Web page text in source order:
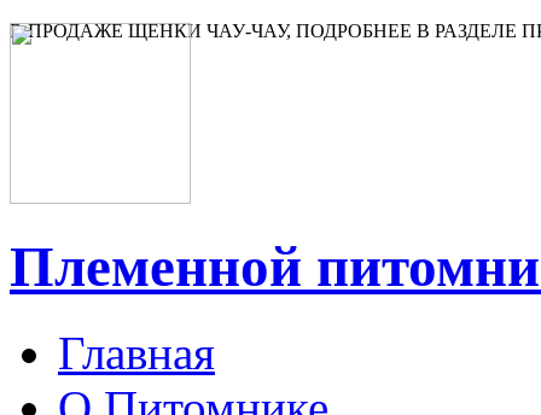
В ПРОДАЖЕ ЩЕНКИ ЧАУ-ЧАУ, ПОДРОБНЕЕ В РАЗДЕЛЕ
Племенной
Главная